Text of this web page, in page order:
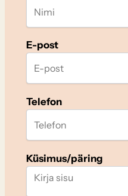
E-post
Telefon
Küsimus/päring